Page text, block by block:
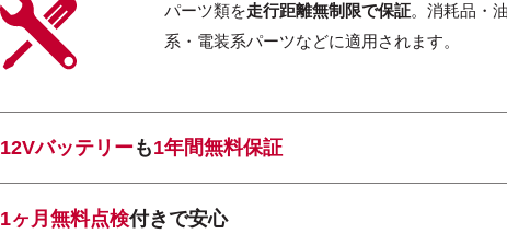
パーツ類を走行距離無制限で保証。消耗品・
系・電装系パーツなどに適用されます。
12Vバッテリーも1年間無料保証
1ヶ月無料点検付きで安心